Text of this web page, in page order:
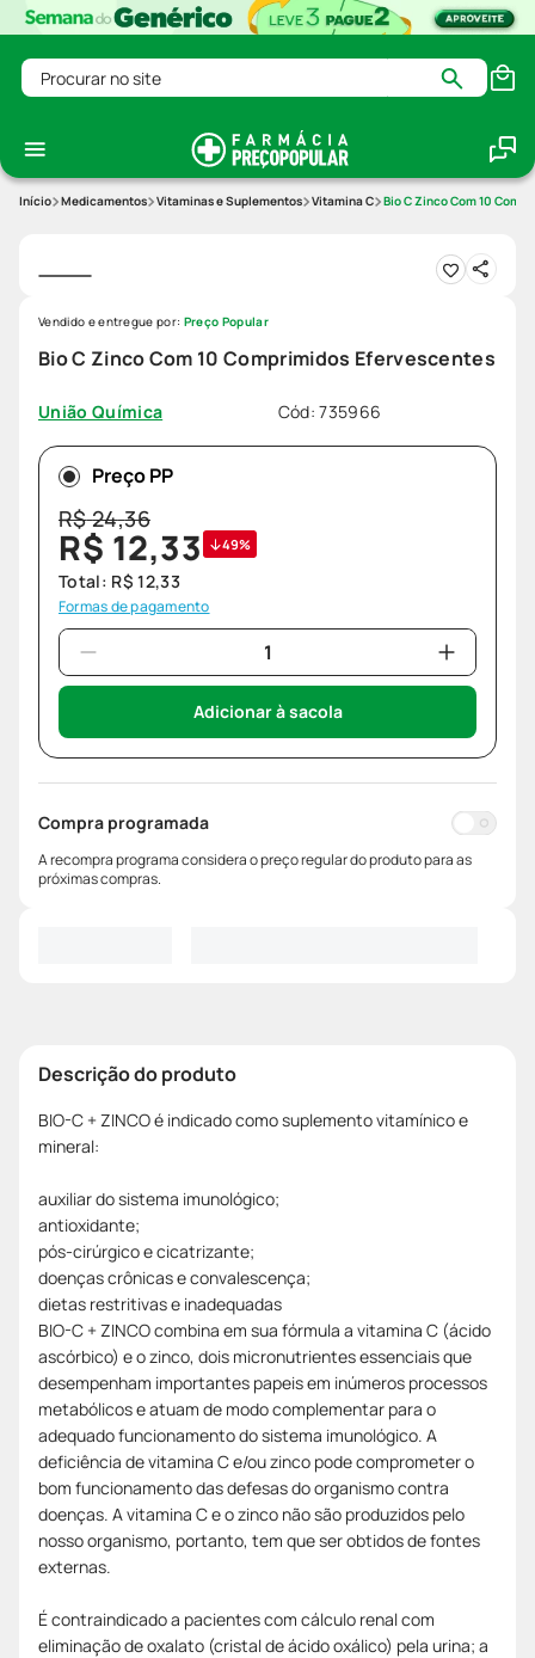
Procurar no site
Medicamentos Vitaminas e Suplementos Vitamina C Bio C Zinco Com 10
Bio C Zinco Com 10 Comprimidos Efervescentes
União Química Cód:735966
Vendido e entregue por: Preço Popular
Preço PP
R$24,36
R$ 12,33 49%
Total: R$ 12,33
Formas de pagamento
Adicionar à sacola
Compra programada
A recompra programa considera o preço regular do produto para as
próximas compras.
Descrição do produto
BIO-C + ZINCO é indicado como suplemento vitamínico e
mineral:
auxiliar do sistema imunológico;
antioxidante;
pós-cirúrgico e cicatrizante;
doenças crônicas e convalescença;
dietas restritivas e inadequadas
BIO-C + ZINCO combina em sua fórmula a vitamina C (ácido
ascórbico) e o zinco, dois micronutrientes essenciais que
desempenham importantes papeis em inúmeros processos
metabólicos e atuam de modo complementar para o
adequado funcionamento do sistema imunológico. A
deficiência de vitamina C e/ou zinco pode comprometer o
bom funcionamento das defesas do organismo contra
doenças. A vitamina C e o zinco não são produzidos pelo
nosso organismo, portanto, tem que ser obtidos de fontes
externas.
É contraindicado a pacientes com cálculo renal com
eliminação de oxalato (cristal de ácido oxálico) pela urina; a